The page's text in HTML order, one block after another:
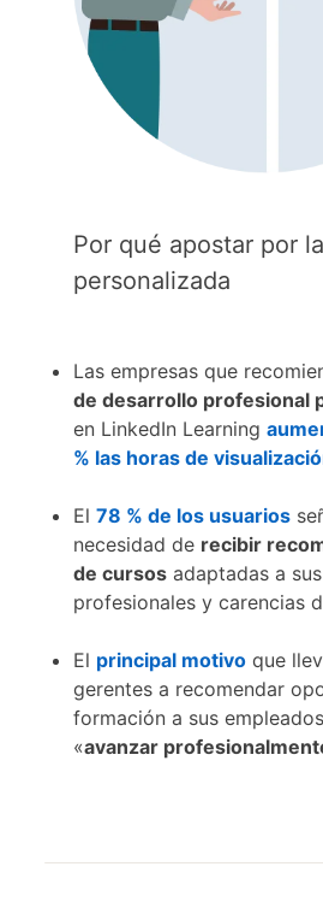
Por qué apostar por
personalizada
Las empresas que
de desarrollo profesional
en LinkedIn Learning
% las horas de
El78 % de los usuarios
necesidad de recibir
de cursos adaptadas a
profesionales y carencias
El principal motivo que
gerentes a recomendar
formación a sus
«avanzar